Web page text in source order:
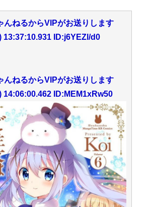
んねるからVIPがお送りします
13:37:10.931 ID:j6YEZl/d0
んねるからVIPがお送りします
14:06:00.462 ID:MEM1xRw50